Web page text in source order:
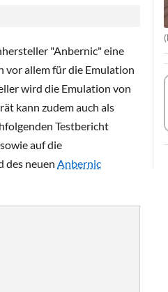
"Anbernic" eine
vor allem für die Emulation
wird die Emulation von
kann zudem auch als
Testbericht
auf die
des neuen Anbernic